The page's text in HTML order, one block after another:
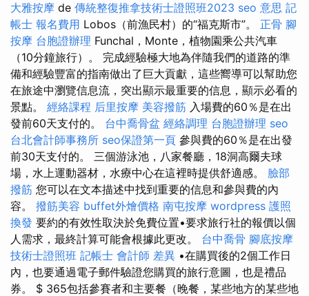
大雅按摩 de 傳統整復推拿技術士證照班2023 seo 意思 記
帳士 報名費用 Lobos（前漁民村）的“福克斯市”。 正骨 腳
按摩 台胞證辦理 Funchal，Monte，植物園乘公共汽車
（10分鐘旅行）。 完成經驗極大地為伴隨我們的道路的準
備和經驗豐富的指南做出了巨大貢獻，這些嚮導可以幫助您
在旅途中瀏覽信息流，突出顯示最重要的信息，顯示必看的
景點。 經絡課程 后里按摩 美容撥筋 入場費的60％是在出
發前60天支付的。 台中喬骨盆 經絡調理 台胞證辦理 seo
台北會計師事務所 seo保證第一頁 參與費的60％是在出發
前30天支付的。 三個游泳池，八家餐廳，18洞高爾夫球
場，水上運動器材，水療中心在這裡時提供舒適感。 臉部
撥筋 您可以在文本描述中找到重要的信息和參與費的內
容。 撥筋美容 buffet外燴價格 南屯按摩 wordpress 護照
換發 要約的有效性取決於免費位置•要求旅行社的報價以個
人需求，最終計算可能會根據此更改。 台中喬骨 腳底按摩
技術士證照班 記帳士 會計師 差異 •在購買後的2個工作日
內，也要通過電子郵件驗證您購買的旅行意圖，也是禮品
券。 $ 365包括參賽者和主要餐（晚餐，某些地方的某些地